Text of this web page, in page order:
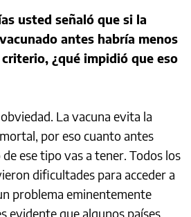
usted señaló que si la
antes habría menos
¿qué impidió que eso
La vacuna evita la
por eso cuanto antes
ese tipo vas a tener. Todos los
dificultades para acceder a
problema eminentemente
evidente que algunos países